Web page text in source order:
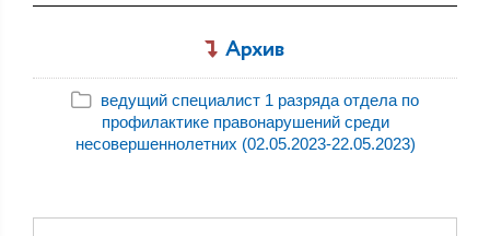
Архив
ведущий специалист 1 разряда отдела по
профилактике правонарушений среди
несовершеннолетних (02.05.2023-22.05.2023)